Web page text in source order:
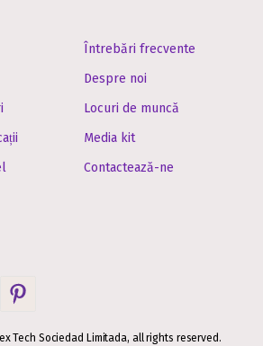
Întrebări frecvente
Despre noi
Locuri de muncă
Media kit
Contactează-ne
Tech Sociedad Limitada, all rights reserved.